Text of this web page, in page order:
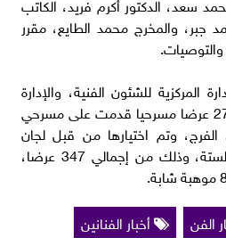
جبر، والمخرج محمد الطايع، مقرر
والتوصيات.
المركزية للشئون الفنية، والإدارة
العامة للمسرح، وشارك به 27 عرضا مسرحيا قدمت على مسرحي
وتم اختيارها من قبل لجان
التحكيم بالأقاليم الثقافية الستة، وذلك من إجمالي 347 عرضا،
الفن
أخبار الفنانين